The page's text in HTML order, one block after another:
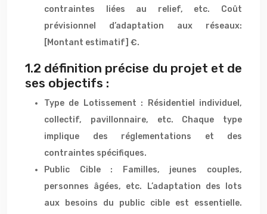
contraintes liées au relief, etc. Coût
prévisionnel d’adaptation aux réseaux:
[Montant estimatif] €.
1.2 définition précise du projet et de
ses objectifs :
Type de Lotissement : Résidentiel individuel,
collectif, pavillonnaire, etc. Chaque type
implique des réglementations et des
contraintes spécifiques.
Public Cible : Familles, jeunes couples,
personnes âgées, etc. L’adaptation des lots
aux besoins du public cible est essentielle.